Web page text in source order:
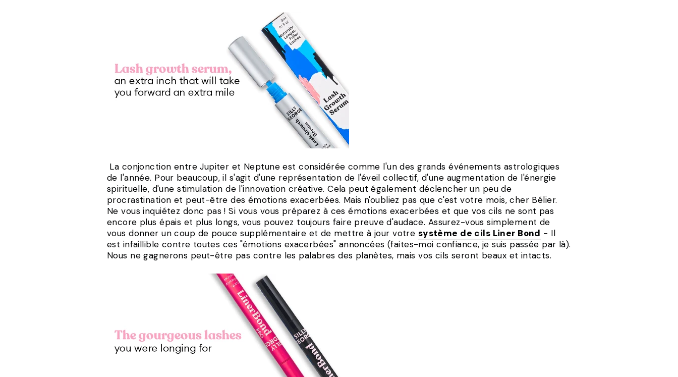
La conjonction entre Jupiter et Neptune est considérée comme l'un des grands événements astrologiques
de l'année. Pour beaucoup, il s'agit d'une représentation de l'éveil collectif, d'une augmentation de l'énergie
spirituelle, d'une stimulation de l'innovation créative. Cela peut également déclencher un peu de
procrastination et peut-être des émotions exacerbées. Mais n'oubliez pas que c'est votre mois, cher Bélier.
Ne vous inquiétez donc pas ! Si vous vous préparez à ces émotions exacerbées et que vos cils ne sont pas
encore plus épais et plus longs, vous pouvez toujours faire preuve d'audace. Assurez-vous simplement de
vous donner un coup de pouce supplémentaire et de mettre à jour votre système de cils Liner Bond - Il
est infaillible contre toutes ces "émotions exacerbées" annoncées (faites-moi confiance, je suis passée par là).
Nous ne gagnerons peut-être pas contre les palabres des planètes, mais vos cils seront beaux et intacts.